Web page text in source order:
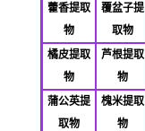
藿香提取
物
覆盆子提
取物
橘皮提取
物
芦根提取
物
蒲公英提
取物
槐米提取
物